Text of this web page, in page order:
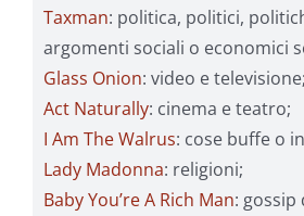
Taxman: politica, politici,
argomenti sociali o economici
Glass Onion: video e televisione;
Act Naturally: cinema e teatro;
I Am The Walrus: cose buffe o
Lady Madonna: religioni;
Baby You’re A Rich Man: gossip